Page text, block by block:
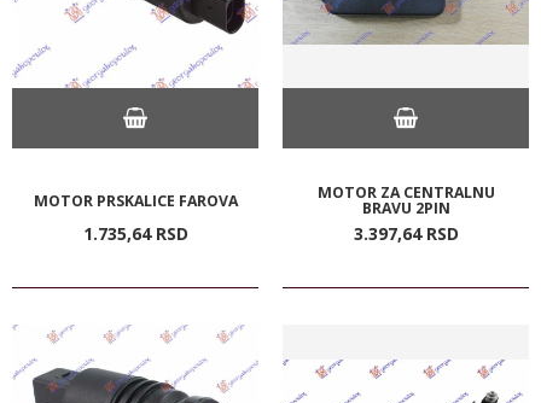
MOTOR PRSKALICE FAROVA
1.735,64 RSD
MOTOR ZA CENTRALNU
BRAVU 2PIN
3.397,64 RSD